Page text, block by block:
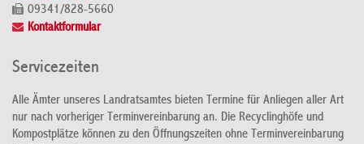
09341/828-5660
Kontaktformular
Servicezeiten
Alle Ämter unseres Landratsamtes bieten Termine für Anliegen aller Art
nur nach vorheriger Terminvereinbarung an. Die Recyclinghöfe und
Kompostplätze können zu den Öffnungszeiten ohne Terminvereinbarung